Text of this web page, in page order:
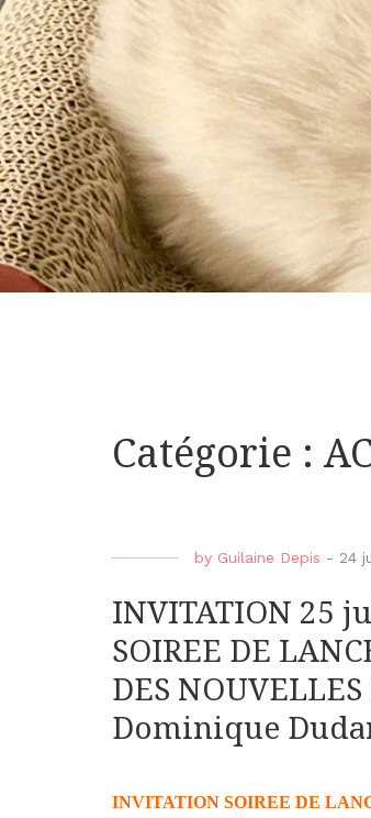
Catégorie :
by Guilaine Depis - 24
INVITATION 25
SOIREE DE
DES NOUVELLES
Dominique
INVITATION SOIREE DE